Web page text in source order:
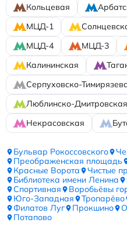
Кольцевая
МЦД-1
МЦД-4
МЦД-3
Калининская
Серпуховско-
Люблинско-Дмитровская
Некрасовская
Бульвар Рокоссовского
Преображенская площадь
Красные Ворота
Чистые
Библиотека имени Ленина
Спортивная
Воробьёвы
Юго-Западная
Тропарёво
Филатов Луг
Прокшино
Потапово